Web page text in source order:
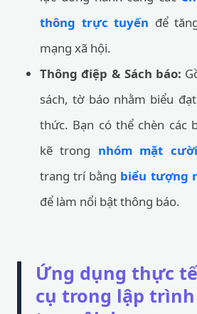
thông trực tuyến để
mạng xã hội.
Thông điệp & Sách báo:
sách, tờ báo nhằm biểu
thức. Bạn có thể chèn các
kẽ trong nhóm mặt
trang trí bằng biểu tượng
để làm nổi bật thông báo.
Ứng dụng thực
cụ trong lập trình